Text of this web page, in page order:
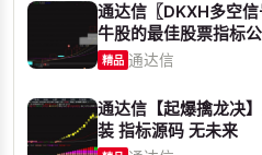
通达信〖DKXH多空
牛股的最佳股票指标
精品 通达信
通达信【起爆擒龙决
装 指标源码 无未来